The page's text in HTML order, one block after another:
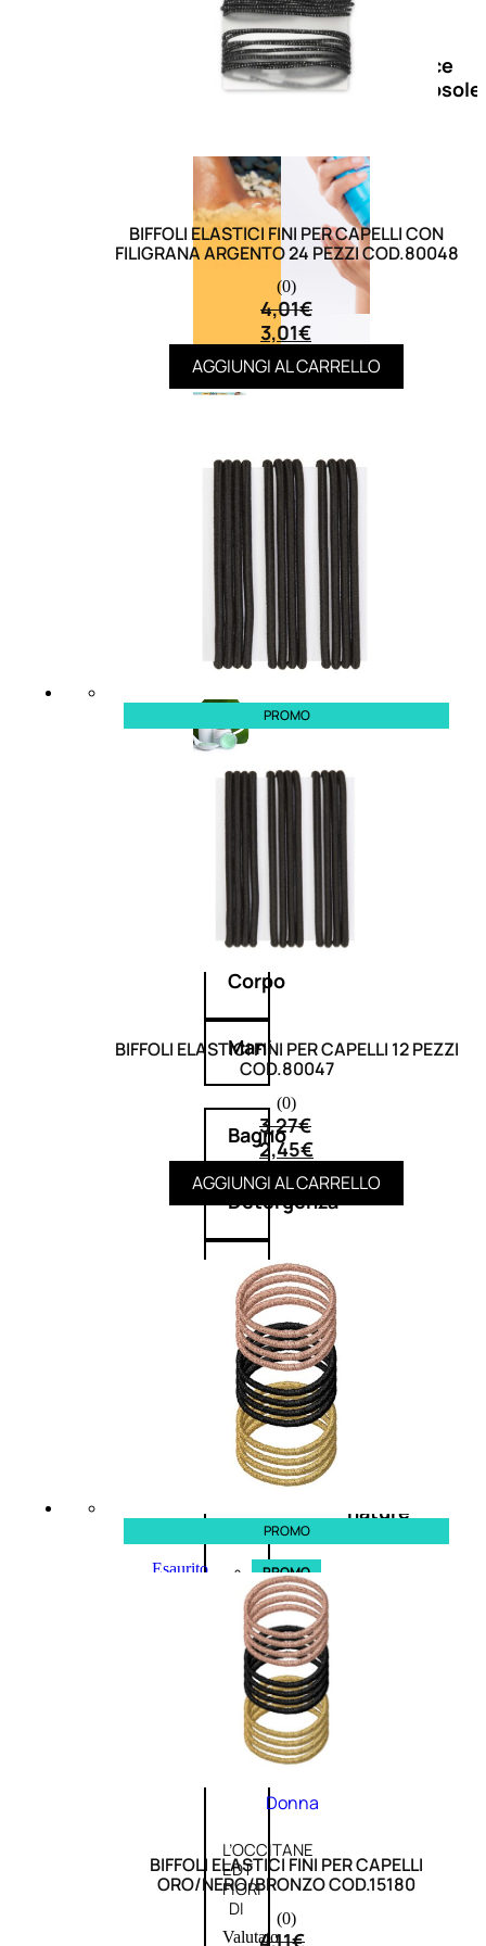
DoposoleDocce
doposole
NATURALI
Fragranze Nature
Viso/Labbra/Occhi Nature
Corpo
Mani
Maschera Nature
Trattamenti Viso
Detergenza
Bagno Nature
Deodoranti
Profumi
nature
Viso/Labbra/Occhi
Corpo
Mani
Bagno
Detergenza
Trattamenti
viso
Maschere
nature
nature
Esaurito PROMO
Fragranze
Donna
L’OCCITANE
EDT
FIORI
DI
Valutato
BIFFOLI ELASTICI FINI PER CAPELLI CON
FILIGRANA ARGENTO 24 PEZZI COD.80048
(0)
4,01€
3,01€
AGGIUNGI AL CARRELLO
PROMO
BIFFOLI ELASTICI FINI PER CAPELLI 12 PEZZI
COD.80047
(0)
3,27€
2,45€
AGGIUNGI AL CARRELLO
PROMO
BIFFOLI ELASTICI FINI PER CAPELLI
ORO/NERO/BRONZO COD.15180
(0)
4,11€